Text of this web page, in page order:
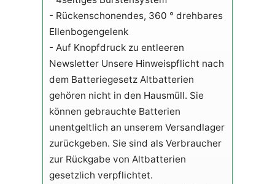
- Rückenschonendes, 360 ° drehbares
Ellenbogengelenk
- Auf Knopfdruck zu entleeren
Newsletter Unsere Hinweispflicht nach
dem Batteriegesetz Altbatterien
gehören nicht in den Hausmüll. Sie
können gebrauchte Batterien
unentgeltlich an unserem Versandlager
zurückgeben. Sie sind als Verbraucher
zur Rückgabe von Altbatterien
gesetzlich verpflichtet.